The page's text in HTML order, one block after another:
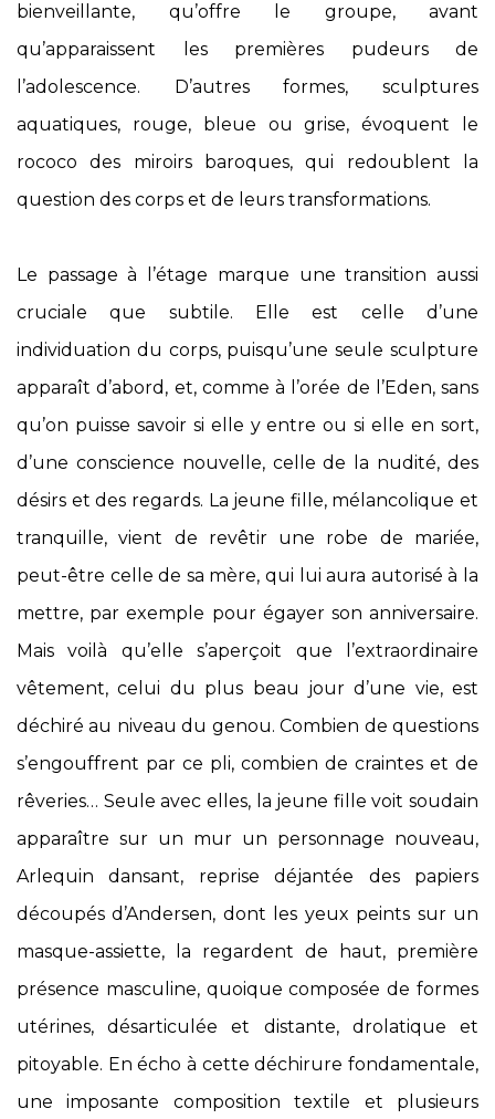
bienveillante, qu’offre le groupe, avant
qu’apparaissent les premières pudeurs de
l’adolescence. D’autres formes, sculptures
aquatiques, rouge, bleue ou grise, évoquent le
rococo des miroirs baroques, qui redoublent la
question des corps et de leurs transformations.
Le passage à l’étage marque une transition aussi
cruciale que subtile. Elle est celle d’une
individuation du corps, puisqu’une seule sculpture
apparaît d’abord, et, comme à l’orée de l’Eden, sans
qu’on puisse savoir si elle y entre ou si elle en sort,
d’une conscience nouvelle, celle de la nudité, des
désirs et des regards. La jeune fille, mélancolique et
tranquille, vient de revêtir une robe de mariée,
peut-être celle de sa mère, qui lui aura autorisé à la
mettre, par exemple pour égayer son anniversaire.
Mais voilà qu’elle s’aperçoit que l’extraordinaire
vêtement, celui du plus beau jour d’une vie, est
déchiré au niveau du genou. Combien de questions
s’engouffrent par ce pli, combien de craintes et de
rêveries… Seule avec elles, la jeune fille voit soudain
apparaître sur un mur un personnage nouveau,
Arlequin dansant, reprise déjantée des papiers
découpés d’Andersen, dont les yeux peints sur un
masque-assiette, la regardent de haut, première
présence masculine, quoique composée de formes
utérines, désarticulée et distante, drolatique et
pitoyable. En écho à cette déchirure fondamentale,
une imposante composition textile et plusieurs